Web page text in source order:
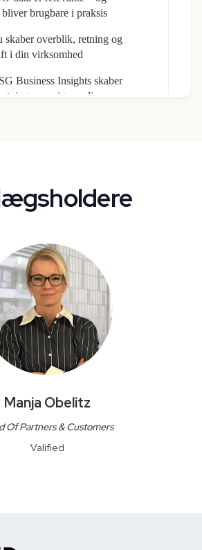
Manja Obelitz
Of Partners & Customers
Valified